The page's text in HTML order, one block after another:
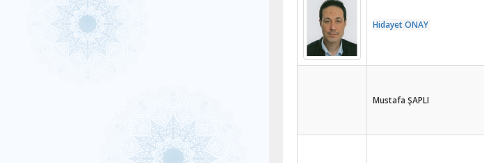
Hidayet ONAY
Mustafa ŞAPLI